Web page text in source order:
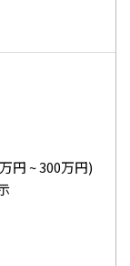
円 ~ 300万円)